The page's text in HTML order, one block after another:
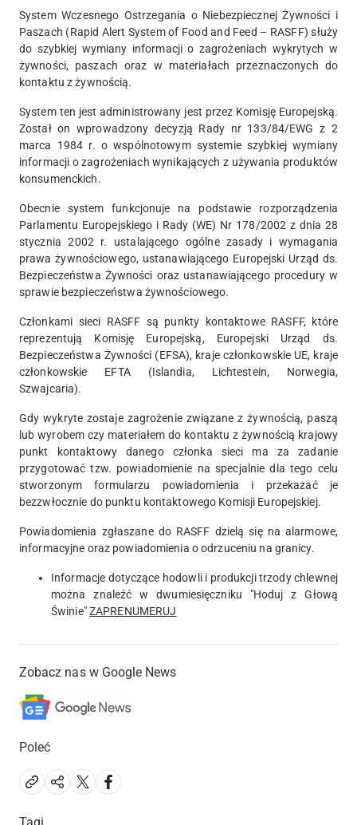
System Wczesnego Ostrzegania o Niebezpiecznej Żywności i
Paszach (Rapid Alert System of Food and Feed – RASFF) służy
do szybkiej wymiany informacji o zagrożeniach wykrytych w
żywności, paszach oraz w materiałach przeznaczonych do
kontaktu z żywnością.
System ten jest administrowany jest przez Komisję Europejską.
Został on wprowadzony decyzją Rady nr 133/84/EWG z 2
marca 1984 r. o wspólnotowym systemie szybkiej wymiany
informacji o zagrożeniach wynikających z używania produktów
konsumenckich.
Obecnie system funkcjonuje na podstawie rozporządzenia
Parlamentu Europejskiego i Rady (WE) Nr 178/2002 z dnia 28
stycznia 2002 r. ustalającego ogólne zasady i wymagania
prawa żywnościowego, ustanawiającego Europejski Urząd ds.
Bezpieczeństwa Żywności oraz ustanawiającego procedury w
sprawie bezpieczeństwa żywnościowego.
Członkami sieci RASFF są punkty kontaktowe RASFF, które
reprezentują Komisję Europejską, Europejski Urząd ds.
Bezpieczeństwa Żywności (EFSA), kraje członkowskie UE, kraje
członkowskie EFTA (Islandia, Lichtestein, Norwegia,
Szwajcaria).
Gdy wykryte zostaje zagrożenie związane z żywnością, paszą
lub wyrobem czy materiałem do kontaktu z żywnością krajowy
punkt kontaktowy danego członka sieci ma za zadanie
przygotować tzw. powiadomienie na specjalnie dla tego celu
stworzonym formularzu powiadomienia i przekazać je
bezzwłocznie do punktu kontaktowego Komisji Europejskiej.
Powiadomienia zgłaszane do RASFF dzielą się na alarmowe,
informacyjne oraz powiadomienia o odrzuceniu na granicy.
Informacje dotyczące hodowli i produkcji trzody chlewnej
można znaleźć w dwumiesięczniku "Hoduj z Głową
Świnie"ZAPRENUMERUJ
Zobacz nas w Google News
Poleć